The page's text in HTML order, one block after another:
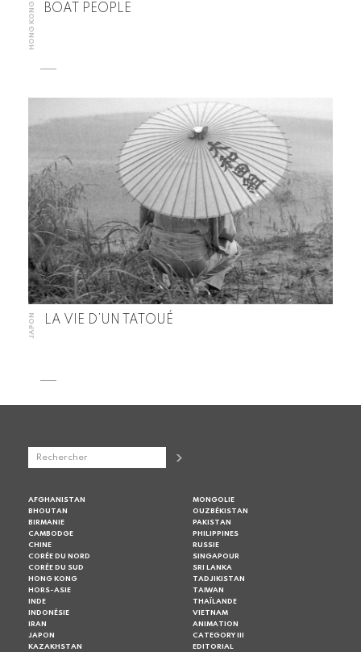
HONG KONG BOAT PEOPLE
JAPON LA VIE D’UN TATOUÉ
AFGHANISTAN
BHOUTAN
BIRMANIE
CAMBODGE
CHINE
CORÉE DU NORD
CORÉE DU SUD
HONG KONG
HORS-ASIE
INDE
INDONÉSIE
IRAN
JAPON
KAZAKHSTAN
MONGOLIE
OUZBÉKISTAN
PAKISTAN
PHILIPPINES
RUSSIE
SINGAPOUR
SRI LANKA
TADJIKISTAN
TAIWAN
THAÏLANDE
VIETNAM
ANIMATION
CATEGORY III
EDITORIAL